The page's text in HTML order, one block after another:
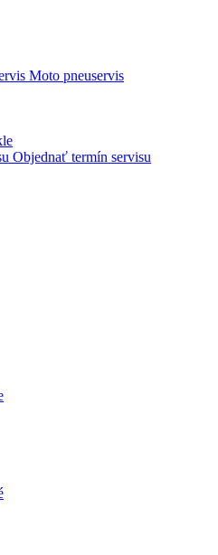
Moto pneuservis
Objednať termín servisu